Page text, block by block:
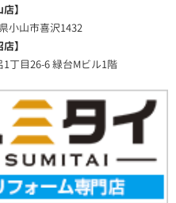
】
小山市喜沢1432
】
丁目26-6 緑台Mビル1階